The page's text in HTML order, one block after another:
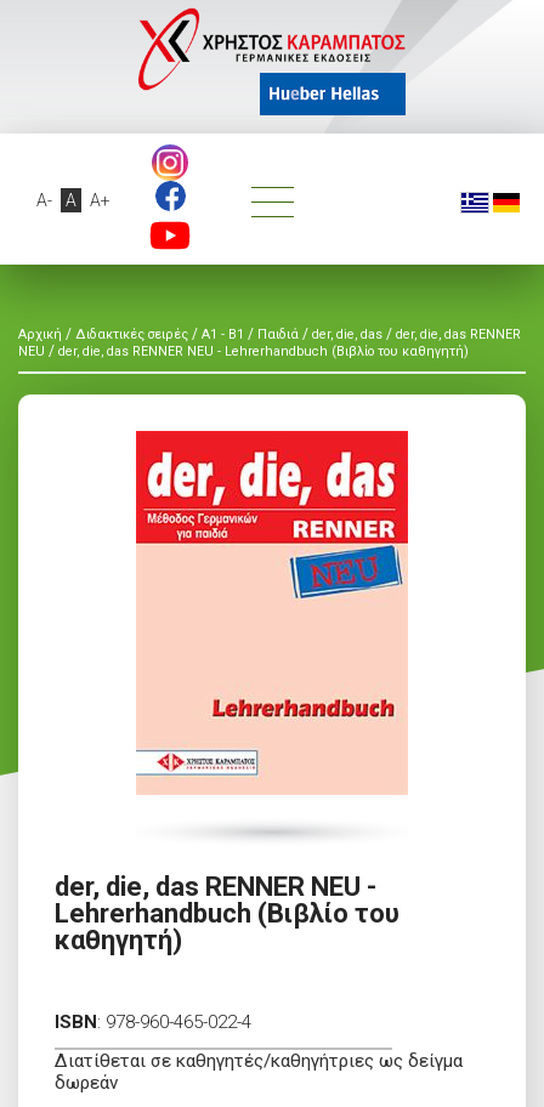
A- A A+
Αρχική / Διδακτικές σειρές / A1 - B1 / Παιδιά / der, die, das / der, die, das RENNER
NEU / der, die, das RENNER NEU - Lehrerhandbuch (Βιβλίο του καθηγητή)
der, die, das RENNER NEU -
Lehrerhandbuch (Βιβλίο του
καθηγητή)
ISBN: 978-960-465-022-4
Διατίθεται σε καθηγητές/καθηγήτριες ως δείγμα
δωρεάν